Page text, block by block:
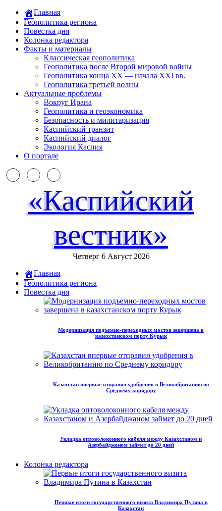
Главная
Геополитика региона
Повестка дня
Колонка редактора
Факты и материалы
Классическая геополитика
Геополитика после Второй мировой войны
Геополитика конца XX — начала XXI вв.
Геополитика третьей волны
Актуальные проблемы
Вокруг Ирана
Геополитика и геоэкономика
Безопасность и милитаризация
Каспийский транзит
Каспийский диалог
Экология Каспия
О портале
«Каспийский
вестник»
Четверг 6 Август 2026
Главная
Геополитика региона
Повестка дня
Модернизация подъемно-переходных мостов завершена в
казахстанском порту Курык
Казахстан впервые отправил удобрения в Великобританию по
Среднему коридору
Укладка оптоволоконного кабеля между Казахстаном и
Азербайджаном займет до 20 дней
Колонка редактора
Первые итоги государственного визита Владимира Путина в
Казахстан